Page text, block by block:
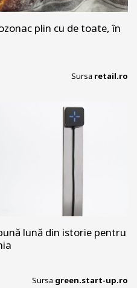
plin cu de toate, în
Sursa retail.ro
lună din istorie pentru
Sursa green.start-up.ro